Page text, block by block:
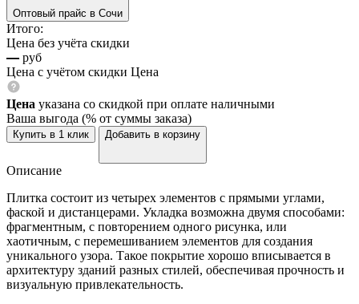
Оптовый прайс в Сочи
Итого:
Цена без учёта скидки
— руб
Цена с учётом скидки Цена
Цена указана со скидкой при оплате наличными
Ваша выгода (% от суммы заказа)
Купить в 1 клик Добавить в корзину
Описание
Плитка состоит из четырех элементов с прямыми углами,
фаской и дистанцерами. Укладка возможна двумя способами:
фрагментным, с повторением одного рисунка, или
хаотичным, с перемешиванием элементов для создания
уникального узора. Такое покрытие хорошо вписывается в
архитектуру зданий разных стилей, обеспечивая прочность и
визуальную привлекательность.